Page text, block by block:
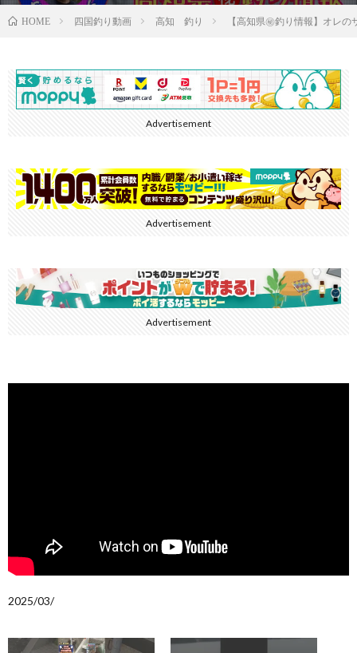
HOME 四国釣り動画 高知 釣り 【高知県㊙️釣り情報】オレ
Advertisement
Advertisement
Advertisement
2025/03/